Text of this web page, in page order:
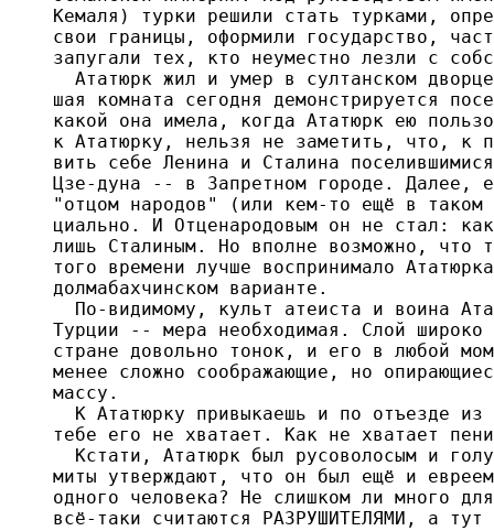
Кемаля) турки решили стать турками,
свои границы, оформили государство,
запугали тех, кто неуместно лезли с
Ататюрк жил и умер в султанском
шая комната сегодня демонстрируется
какой она имела, когда Ататюрк ею
к Ататюрку, нельзя не заметить, что, к
вить себе Ленина и Сталина
Цзе-дуна -- в Запретном городе. Далее,
"отцом народов" (или кем-то ещё в
циально. И Отценародовым он не стал:
лишь Сталиным. Но вполне возможно, что
того времени лучше воспринимало
долмабахчинском варианте.
По-видимому, культ атеиста и воина
Турции -- мера необходимая. Слой
стране довольно тонок, и его в любой
менее сложно соображающие, но
массу.
К Ататюрку привыкаешь и по отъезде
тебе его не хватает. Как не хватает
Кстати, Ататюрк был русоволосым и
миты утверждают, что он был ещё и
одного человека? Не слишком ли много
всё-таки считаются РАЗРУШИТЕЛЯМИ, а